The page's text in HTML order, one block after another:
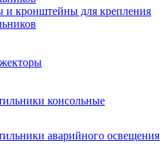
и кронштейны для крепления
консольные
аварийного освещения